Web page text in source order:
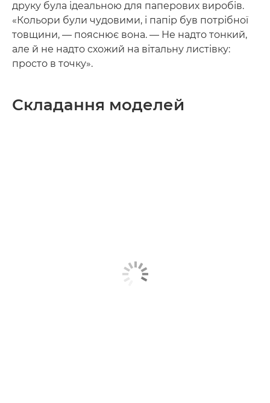
друку була ідеальною для паперових виробів.
«Кольори були чудовими, і папір був потрібної
товщини, — пояснює вона. — Не надто тонкий,
але й не надто схожий на вітальну листівку:
просто в точку».
Складання моделей